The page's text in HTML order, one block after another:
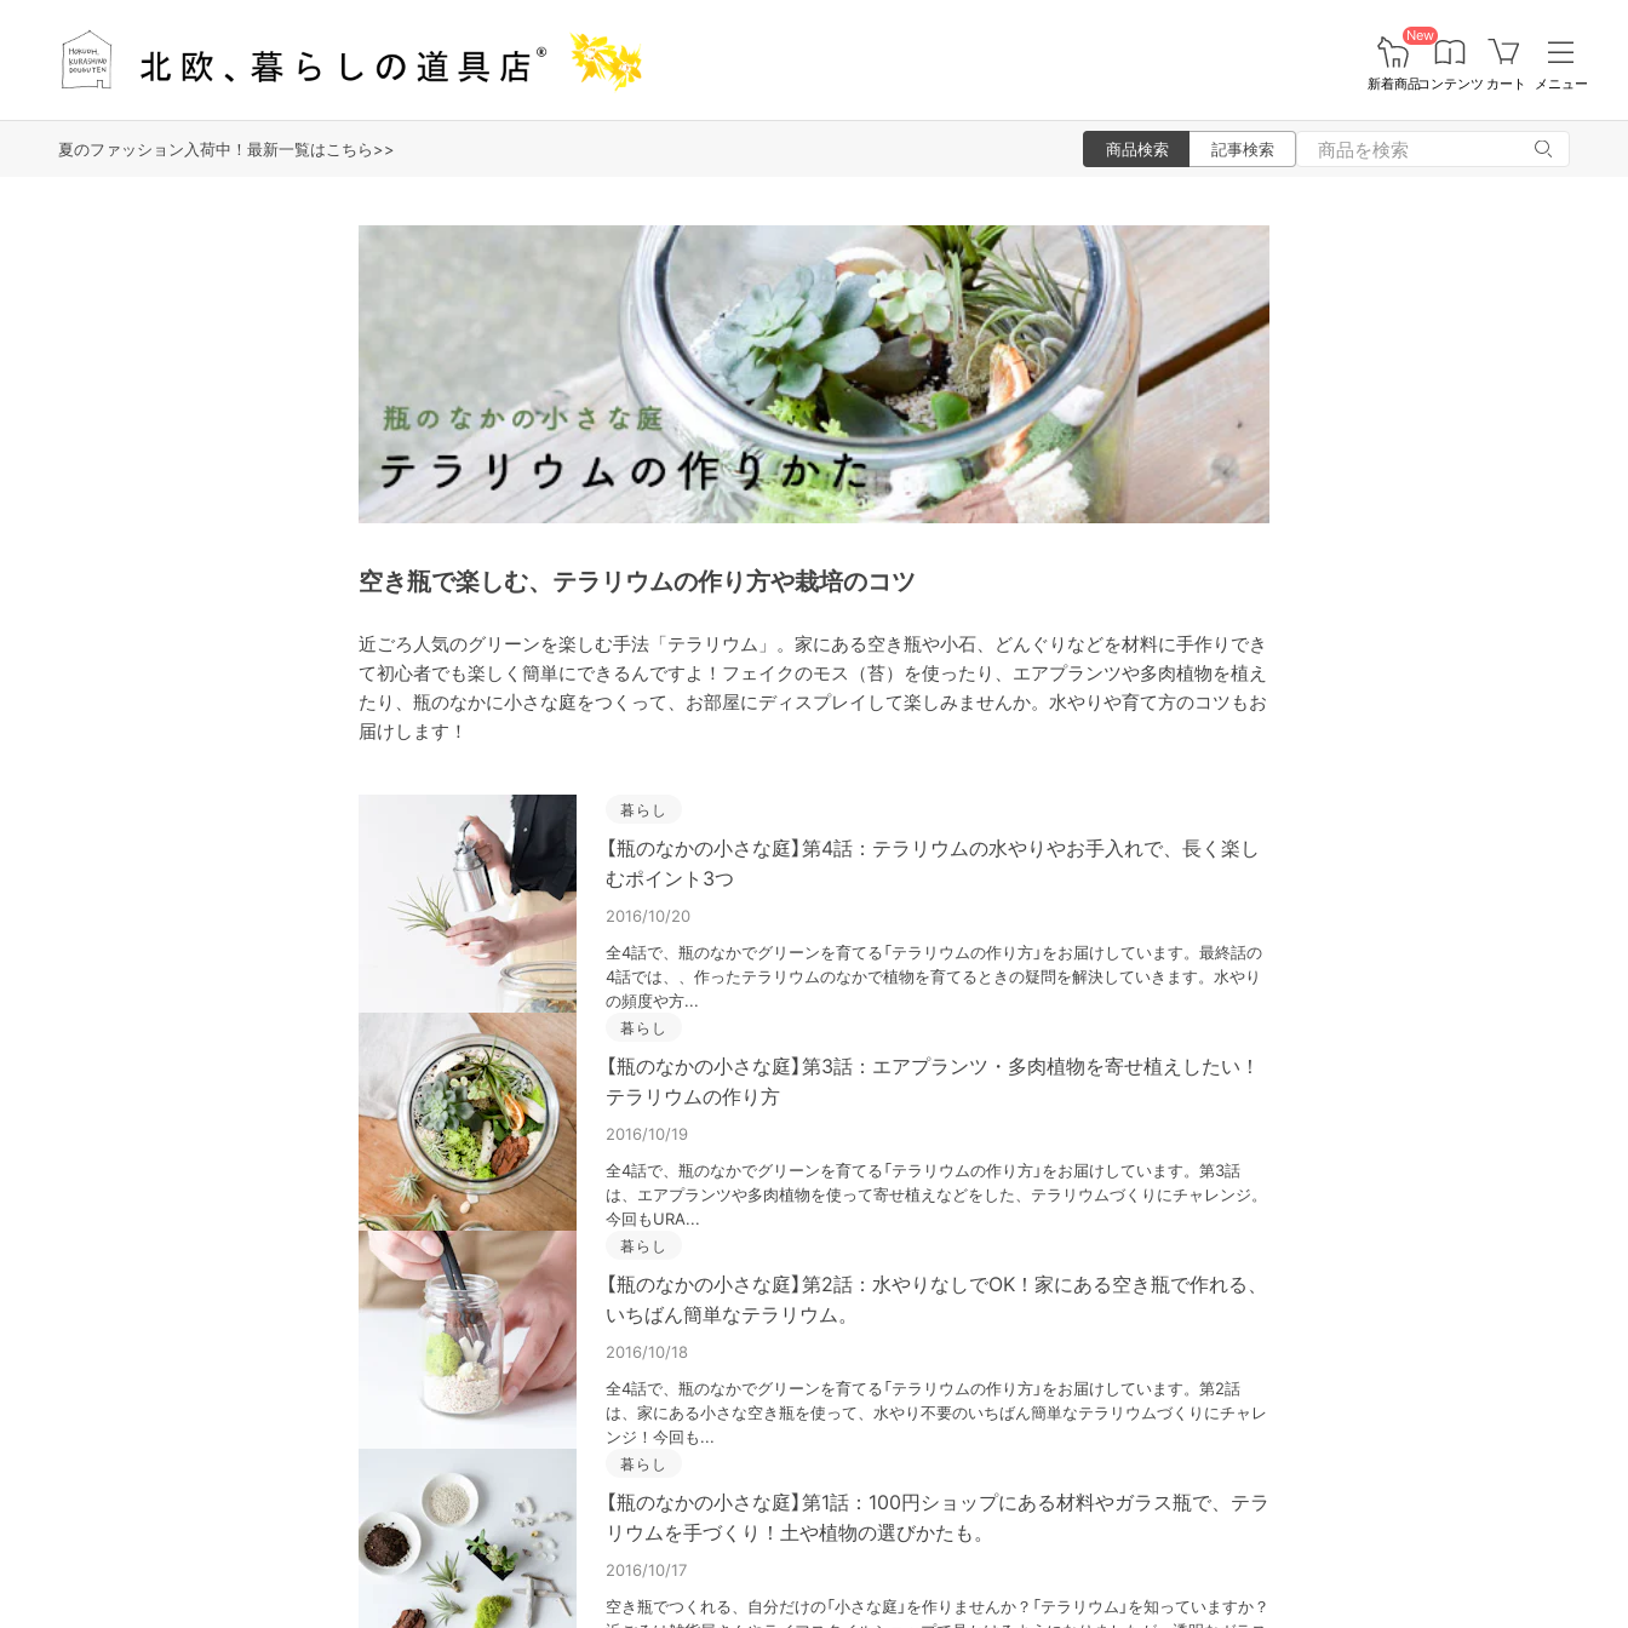
New
新着商品コンテンツ カート メニュー
夏のファッション入荷中！最新一覧はこちら>> 商品検索 記事検索
空き瓶で楽しむ、テラリウムの作り方や栽培のコツ
近ごろ人気のグリーンを楽しむ手法「テラリウム」。家にある空き瓶や小石、どんぐりなどを材料に手作りでき
て初心者でも楽しく簡単にできるんですよ！フェイクのモス（苔）を使ったり、エアプランツや多肉植物を植え
たり、瓶のなかに小さな庭をつくって、お部屋にディスプレイして楽しみませんか。水やりや育て方のコツもお
届けします！
暮らし
【瓶のなかの小さな庭】第4話：テラリウムの水やりやお手入れで、長く楽し
むポイント3つ
2016/10/20
全4話で、瓶のなかでグリーンを育てる「テラリウムの作り方」をお届けしています。最終話の
4話では、、作ったテラリウムのなかで植物を育てるときの疑問を解決していきます。水やり
の頻度や方...
暮らし
【瓶のなかの小さな庭】第3話：エアプランツ・多肉植物を寄せ植えしたい！
テラリウムの作り方
2016/10/19
全4話で、瓶のなかでグリーンを育てる「テラリウムの作り方」をお届けしています。第3話
は、エアプランツや多肉植物を使って寄せ植えなどをした、テラリウムづくりにチャレンジ。
今回もURA...
暮らし
【瓶のなかの小さな庭】第2話：水やりなしでOK！家にある空き瓶で作れる、
いちばん簡単なテラリウム。
2016/10/18
全4話で、瓶のなかでグリーンを育てる「テラリウムの作り方」をお届けしています。第2話
は、家にある小さな空き瓶を使って、水やり不要のいちばん簡単なテラリウムづくりにチャレ
ンジ！今回も...
暮らし
【瓶のなかの小さな庭】第1話：100円ショップにある材料やガラス瓶で、テラ
リウムを手づくり！土や植物の選びかたも。
2016/10/17
空き瓶でつくれる、自分だけの「小さな庭」を作りませんか？「テラリウム」を知っていますか？